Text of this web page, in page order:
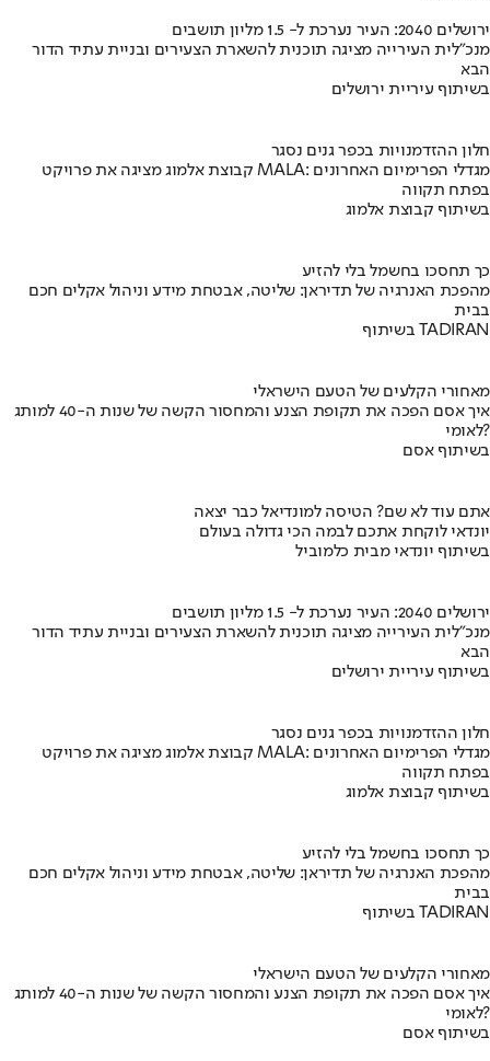
ירושלים 2040: העיר נערכת ל- 1.5 מליון תושבים
מנכ"לית העירייה מציגה תוכנית להשארת הצעירים ובניית עתיד הדור
הבא
בשיתוף עיריית ירושלים
חלון ההזדמנויות בכפר גנים נסגר
קבוצת אלמוג מציגה את פרויקט MALA: מגדלי הפרימיום האחרונים
בפתח תקווה
בשיתוף קבוצת אלמוג
כך תחסכו בחשמל בלי להזיע
מהפכת האנרגיה של תדיראן: שליטה, אבטחת מידע וניהול אקלים חכם
בבית
בשיתוף TADIRAN
מאחורי הקלעים של הטעם הישראלי
איך אסם הפכה את תקופת הצנע והמחסור הקשה של שנות ה-40 למותג
לאומי?
בשיתוף אסם
אתם עוד לא שם? הטיסה למונדיאל כבר יצאה
יונדאי לוקחת אתכם לבמה הכי גדולה בעולם
בשיתוף יונדאי מבית כלמוביל
ירושלים 2040: העיר נערכת ל- 1.5 מליון תושבים
מנכ"לית העירייה מציגה תוכנית להשארת הצעירים ובניית עתיד הדור
הבא
בשיתוף עיריית ירושלים
חלון ההזדמנויות בכפר גנים נסגר
קבוצת אלמוג מציגה את פרויקט MALA: מגדלי הפרימיום האחרונים
בפתח תקווה
בשיתוף קבוצת אלמוג
כך תחסכו בחשמל בלי להזיע
מהפכת האנרגיה של תדיראן: שליטה, אבטחת מידע וניהול אקלים חכם
בבית
בשיתוף TADIRAN
מאחורי הקלעים של הטעם הישראלי
איך אסם הפכה את תקופת הצנע והמחסור הקשה של שנות ה-40 למותג
לאומי?
בשיתוף אסם